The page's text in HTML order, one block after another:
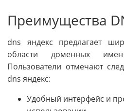
Преимущества
dns яндекс предлагает
области доменных
Пользователи отмечают
dns яндекс:
Удобный интерфейс и